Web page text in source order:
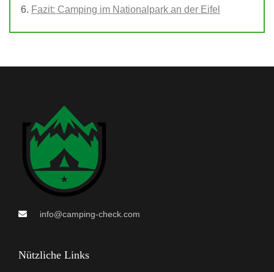
Fazit: Camping im Nationalpark an der Eifel
info@camping-check.com
Nützliche Links